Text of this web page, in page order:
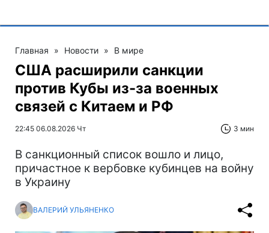
Главная » Новости » В мире
США расширили санкции
против Кубы из-за военных
связей с Китаем и РФ
22:45 06.08.2026 Чт 3 мин
В санкционный список вошло и лицо,
причастное к вербовке кубинцев на войну
в Украину
ВАЛЕРИЙ УЛЬЯНЕНКО